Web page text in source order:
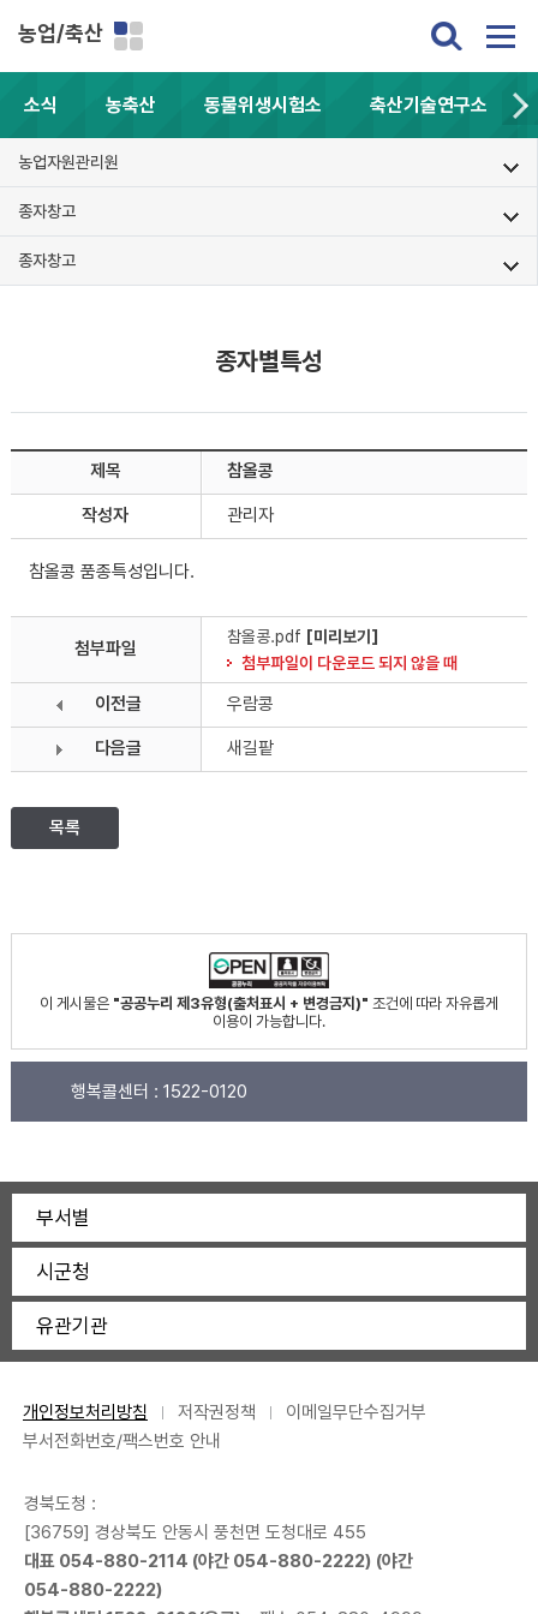
농업/축산
소식 농축산 동물위생시험소 축산기술연구소
농업자원관리원
종자창고
종자창고
종자별특성
제목 참올콩
작성자 관리자
참올콩 품종특성입니다.
첨부파일
참올콩.pdf [미리보기]
첨부파일이 다운로드 되지 않을 때
이전글 우람콩
다음글 새길팥
목록
이 게시물은 "공공누리 제3유형(출처표시 + 변경금지)" 조건에 따라 자유롭게
이용이 가능합니다.
행복콜센터 : 1522-0120
부서별
시군청
유관기관
개인정보처리방침 저작권정책
이메일무단수집거부
부서전화번호/팩스번호 안내
경북도청 :
[36759] 경상북도 안동시 풍천면 도청대로 455
대표 054-880-2114 (야간 054-880-2222) (야간
054-880-2222)